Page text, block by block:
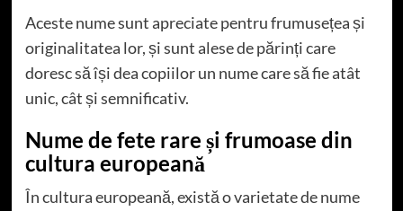
Aceste nume sunt apreciate pentru frumusețea și
originalitatea lor, și sunt alese de părinți care
doresc să își dea copiilor un nume care să fie atât
unic, cât și semnificativ.
Nume de fete rare și frumoase din
cultura europeană
În cultura europeană, există o varietate de nume